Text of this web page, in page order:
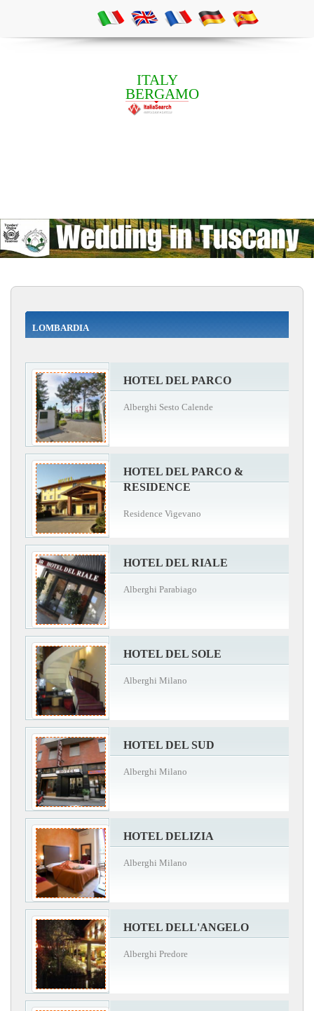
ITALY
BERGAMO
LOMBARDIA
HOTEL DEL PARCO
Alberghi Sesto Calende
HOTEL DEL PARCO &
RESIDENCE
Residence Vigevano
HOTEL DEL RIALE
Alberghi Parabiago
HOTEL DEL SOLE
Alberghi Milano
HOTEL DEL SUD
Alberghi Milano
HOTEL DELIZIA
Alberghi Milano
HOTEL DELL'ANGELO
Alberghi Predore